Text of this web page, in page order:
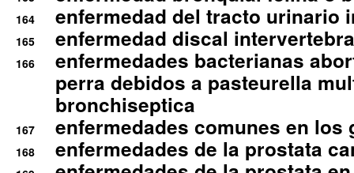
164 enfermedad del tracto urinario
165 enfermedad discal
166
enfermedades bacterianas
perra debidos a pasteurella
bronchiseptica
167 enfermedades comunes en los
168 enfermedades de la prostata